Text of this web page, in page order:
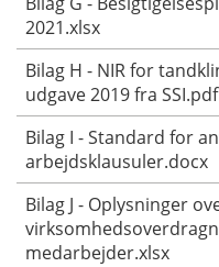
2021.xlsx
Bilag H - NIR for
udgave 2019 fra SSI.pdf
Bilag I - Standard for
arbejdsklausuler.docx
Bilag J - Oplysninger
medarbejder.xlsx